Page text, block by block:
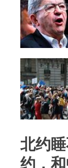
北约
约，和